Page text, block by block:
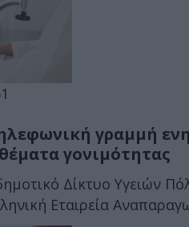
γραμμή
γονιμότητας
Δίκτυο Υγειών
Εταιρεία